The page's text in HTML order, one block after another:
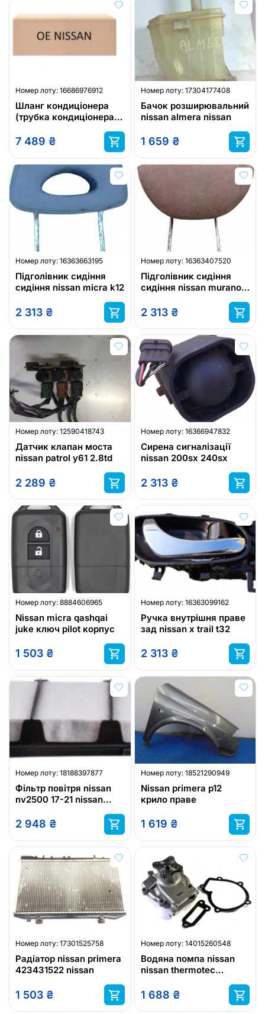
Номер лоту: 16686976912
Шланг кондиціонера
(трубка кондиціонера,
автокондиціонера)
7 489 ₴
Номер лоту: 17304177408
Бачок розширювальний
nissan almera nissan
1 659 ₴
Номер лоту: 16363663195
Підголівник сидіння
сидіння nissan micra k12
2 313 ₴
Номер лоту: 16363407520
Підголівник сидіння
сидіння nissan murano
2 313 ₴
Номер лоту: 12590418743
Датчик клапан моста
nissan patrol y61 2.8td
2 289 ₴
Номер лоту: 16366947832
Сирена сигналізації
nissan 200sx 240sx
2 313 ₴
Номер лоту: 8884606965
Nissan micra qashqai
juke ключ pilot корпус
1 503 ₴
Номер лоту: 16363099162
Ручка внутрішня праве
зад nissan x trail t32
2 313 ₴
Номер лоту: 18188397877
Фільтр повітря nissan
nv2500 17-21 nissan
titan xd 16-
2 948 ₴
Номер лоту: 18521290949
Nissan primera p12
крило праве
1 619 ₴
Номер лоту: 17301525758
Радіатор nissan primera
423431522 nissan
1 503 ₴
Номер лоту: 14015260548
Водяна помпа nissan
nissan thermotec
1 688 ₴